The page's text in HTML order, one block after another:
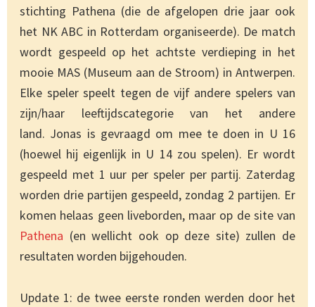
stichting Pathena (die de afgelopen drie jaar ook
het NK ABC in Rotterdam organiseerde). De match
wordt gespeeld op het achtste verdieping in het
mooie MAS (Museum aan de Stroom) in Antwerpen.
Elke speler speelt tegen de vijf andere spelers van
zijn/haar leeftijdscategorie van het andere
land. Jonas is gevraagd om mee te doen in U 16
(hoewel hij eigenlijk in U 14 zou spelen). Er wordt
gespeeld met 1 uur per speler per partij. Zaterdag
worden drie partijen gespeeld, zondag 2 partijen. Er
komen helaas geen liveborden, maar op de site van
Pathena (en wellicht ook op deze site) zullen de
resultaten worden bijgehouden.
Update 1: de twee eerste ronden werden door het